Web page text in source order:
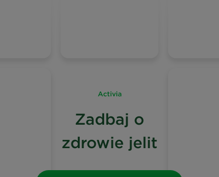
Activia
Zadbaj o
zdrowie jelit